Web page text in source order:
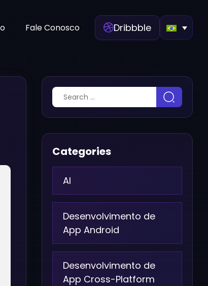
Fale Conosco Dribbble
Categories
AI
Desenvolvimento de
App Android
Desenvolvimento de
App Cross-Platform